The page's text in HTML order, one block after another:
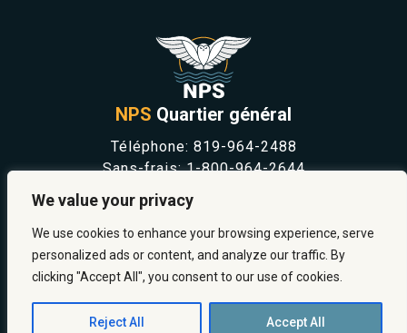
We value your privacy
We use cookies to enhance your browsing experience, serve
personalized ads or content, and analyze our traffic. By
clicking "Accept All", you consent to our use of cookies.
Reject All Accept All
NPS Quartier général
Téléphone: 819-964-2488
Sans-frais:1-800-964-2644
SÉCURITÉ ET PRÉVENTION
CARRIÈRES
À PROPOS
NOUS JOINDRE